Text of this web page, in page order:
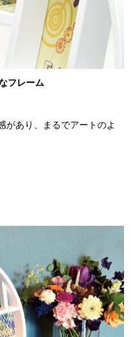
フレーム
があり、まるでアートのよ